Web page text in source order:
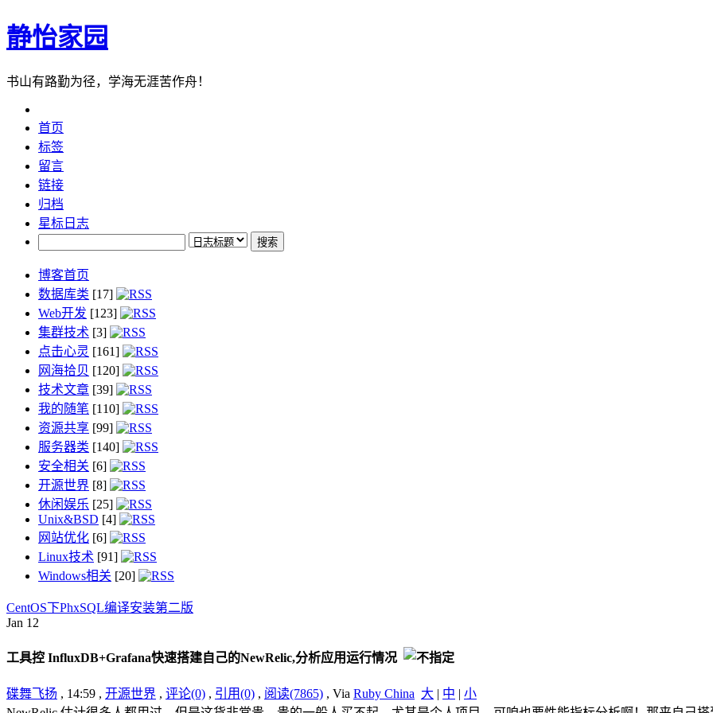
静怡家园
书山有路勤为径，学海无涯苦作舟！
首页
标签
留言
链接
归档
星标日志
博客首页
数据库类 [17]
Web开发 [123]
集群技术 [3]
点击心灵 [161]
网海拾贝 [120]
技术文章 [39]
我的随笔 [110]
资源共享 [99]
服务器类 [140]
安全相关 [6]
开源世界 [8]
休闲娱乐 [25]
Unix&BSD [4]
网站优化 [6]
Linux技术 [91]
Windows相关 [20]
CentOS下PhxSQL编译安装第二版
Jan 12
工具控 InfluxDB+Grafana快速搭建自己的NewRelic,分析应用运行情况
碟舞飞扬 , 14:59 , 开源世界 , 评论(0) , 引用(0) , 阅读(7865) , Via Ruby China 大 | 中 | 小